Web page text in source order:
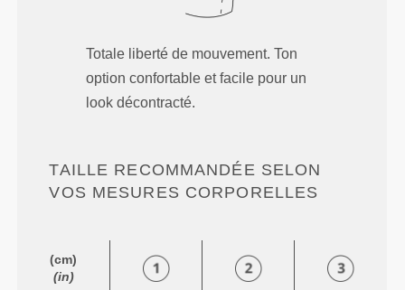
Totale liberté de mouvement. Ton
option confortable et facile pour un
look décontracté.
TAILLE RECOMMANDÉE SELON
VOS MESURES CORPORELLES
(cm)
(in)